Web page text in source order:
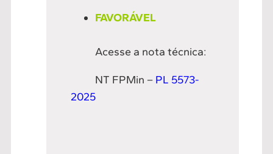
FAVORÁVEL
Acesse a nota técnica:
NT FPMin – PL 5573-
2025